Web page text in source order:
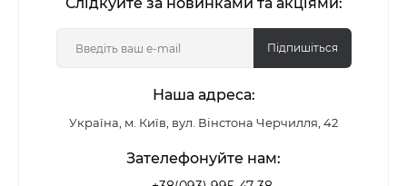
Підпишіться
Наша адреса:
Україна, м. Київ, вул. Вінстона Черчилля, 42
Зателефонуйте нам: